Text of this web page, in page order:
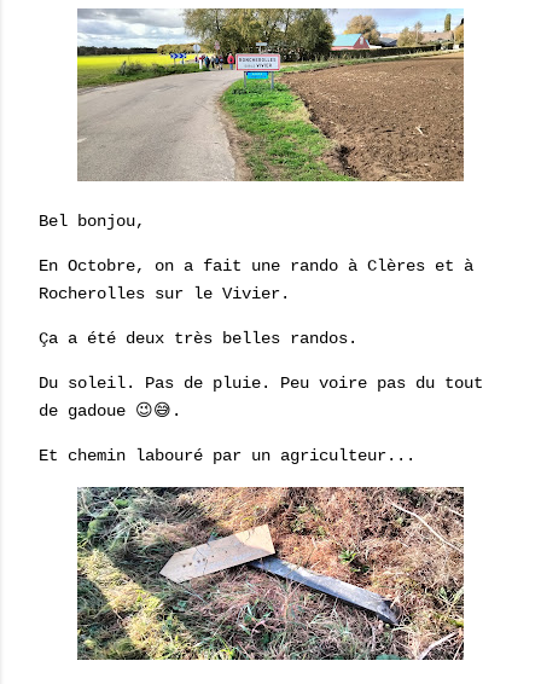
Bel bonjou,
En Octobre, on a fait une rando à Clères et à
Rocherolles sur le Vivier.
Ça a été deux très belles randos.
Du soleil. Pas de pluie. Peu voire pas du tout
de gadoue 😉😅.
Et chemin labouré par un agriculteur...